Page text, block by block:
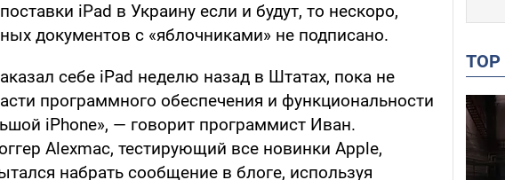
iPad в Украину если и будут, то нескоро,
документов с «яблочниками» не подписано.
себе iPad неделю назад в Штатах, пока не
программного обеспечения и функциональности
iPhone», — говорит программист Иван.
Alexmac, тестирующий все новинки Apple,
набрать сообщение в блоге, используя